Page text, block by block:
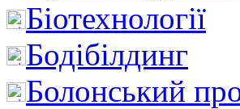
Біотехнології
Бодібілдинг
Болонський